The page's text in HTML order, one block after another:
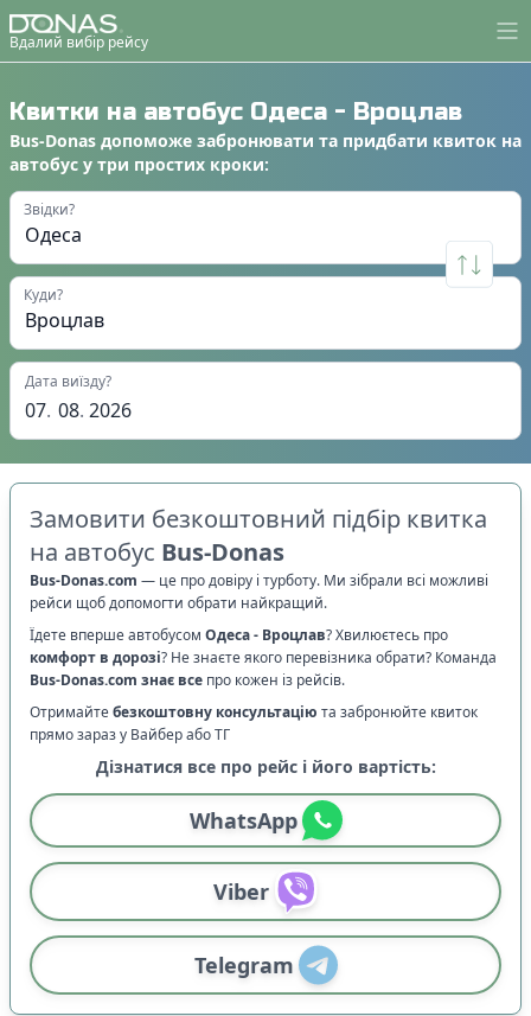
Вдалий вибір рейсу
Квитки на автобус Одеса - Вроцлав
Bus-Donas допоможе забронювати та придбати квиток на
автобус у три простих кроки:
Звідки?
Куди?
Дата виїзду?
07. 08. 2026
Замовити безкоштовний підбір квитка
на автобус Bus-Donas
Bus-Donas.com — це про довіру і турботу. Ми зібрали всі можливі
рейси щоб допомогти обрати найкращий.
Їдете вперше автобусом Одеса- Вроцлав? Хвилюєтесь про
комфорт в дорозі? Не знаєте якого перевізника обрати? Команда
Bus-Donas.com знає все про кожен із рейсів.
Отримайтебезкоштовну консультацію та забронюйте квиток
прямо зараз у Вайбер або ТГ
Дізнатися все про рейс і його вартість:
WhatsApp
Viber
Telegram